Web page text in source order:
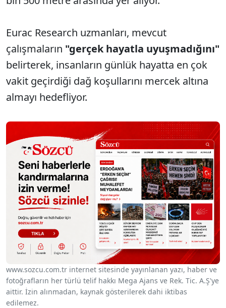
Eurac Research uzmanları, mevcut
çalışmaların "gerçek hayatla uyuşmadığını"
belirterek, insanların günlük hayatta en çok
vakit geçirdiği dağ koşullarını mercek altına
almayı hedefliyor.
www.sozcu.com.tr internet sitesinde yayınlanan yazı, haber ve
fotoğrafların her türlü telif hakkı Mega Ajans ve Rek. Tic. A.Ş'ye
aittir. İzin alınmadan, kaynak gösterilerek dahi iktibas
edilemez.